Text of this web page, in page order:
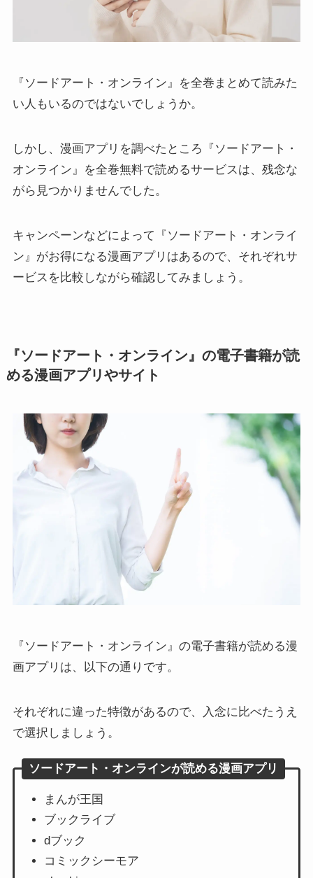
『ソードアート・オンライン』を全巻まとめて読みた
い人もいるのではないでしょうか。
しかし、漫画アプリを調べたところ『ソードアート・
オンライン』を全巻無料で読めるサービスは、残念な
がら見つかりませんでした。
キャンペーンなどによって『ソードアート・オンライ
ン』がお得になる漫画アプリはあるので、それぞれサ
ービスを比較しながら確認してみましょう。
『ソードアート・オンライン』の電子書籍が読
める漫画アプリやサイト
『ソードアート・オンライン』の電子書籍が読める漫
画アプリは、以下の通りです。
それぞれに違った特徴があるので、入念に比べたうえ
で選択しましょう。
ソードアート・オンラインが読める漫画アプリ
まんが王国
ブックライブ
dブック
コミックシーモア